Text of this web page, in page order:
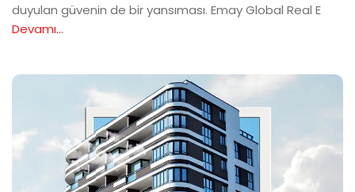
duyulan güvenin de bir yansıması. Emay Global Real E
Devamı...